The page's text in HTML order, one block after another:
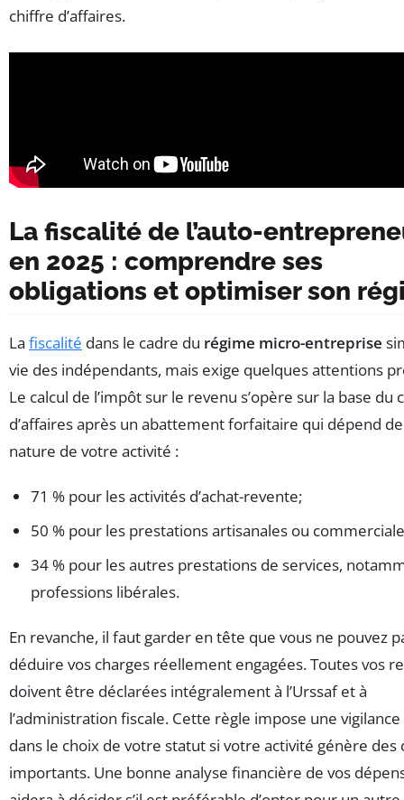
chiffre d’affaires.
La fiscalité de l’auto-
en 2025 : comprendre ses
obligations et optimiser son
La fiscalité dans le cadre du régime micro-entreprise
vie des indépendants, mais exige quelques attentions
Le calcul de l’impôt sur le revenu s’opère sur la base du
d’affaires après un abattement forfaitaire qui dépend
nature de votre activité :
71 % pour les activités d’achat-revente;
50 % pour les prestations artisanales ou
34 % pour les autres prestations de services,
professions libérales.
En revanche, il faut garder en tête que vous ne pouvez
déduire vos charges réellement engagées. Toutes vos
doivent être déclarées intégralement à l’Urssaf et à
l’administration fiscale. Cette règle impose une
dans le choix de votre statut si votre activité génère des
importants. Une bonne analyse financière de vos